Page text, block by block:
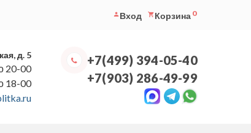
Вход Корзина 0
д. 5
20-00
18-00
+7(499) 394-05-40
+7(903) 286-49-99